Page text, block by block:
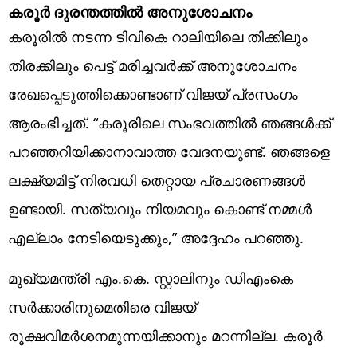
കരൂർ ദുരന്തത്തിൽ അനുശോചനം
കരൂരിൽ നടന്ന ടിവികെ റാലിയിലെ തിക്കിലും
തിരക്കിലും പെട്ട് മരിച്ചവർക്ക് അനുശോചനം
രേഖപ്പെടുത്തിക്കൊണ്ടാണ് വിജയ് പ്രസംഗം
ആരംഭിച്ചത്. “കരൂരിലെ സംഭവത്തിൽ ഞങ്ങൾക്ക്
പറഞ്ഞറിയിക്കാനാവാത്ത വേദനയുണ്ട്. ഞങ്ങളെ
ലക്ഷ്യമിട്ട് നിരവധി തെറ്റായ പ്രചാരണങ്ങൾ
ഉണ്ടായി. സത്യവും നിയമവും കൊണ്ട് നമ്മൾ
എല്ലാം നേടിയെടുക്കും,” അദ്ദേഹം പറഞ്ഞു.
മുഖ്യമന്ത്രി എം.കെ. സ്റ്റാലിനും ഡിഎംകെ
സർക്കാരിനുമെതിരെ വിജയ്
രൂക്ഷവിമർശനമുന്നയിക്കാനും മറന്നില്ല. കരൂർ